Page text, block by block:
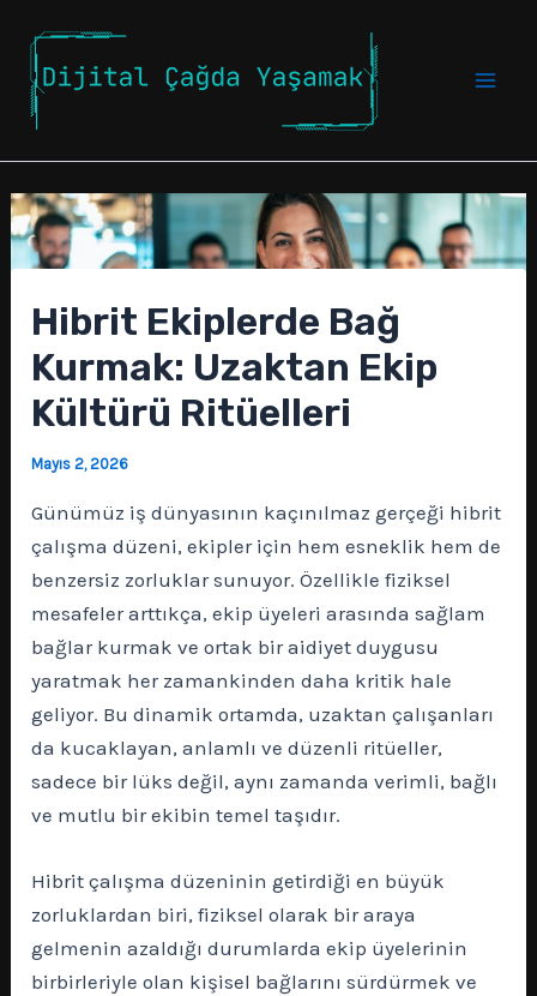
atla
Hibrit Ekiplerde Bağ
Kurmak: Uzaktan Ekip
Kültürü Ritüelleri
Mayıs 2, 2026
Günümüz iş dünyasının kaçınılmaz gerçeği hibrit
çalışma düzeni, ekipler için hem esneklik hem de
benzersiz zorluklar sunuyor. Özellikle fiziksel
mesafeler arttıkça, ekip üyeleri arasında sağlam
bağlar kurmak ve ortak bir aidiyet duygusu
yaratmak her zamankinden daha kritik hale
geliyor. Bu dinamik ortamda, uzaktan çalışanları
da kucaklayan, anlamlı ve düzenli ritüeller,
sadece bir lüks değil, aynı zamanda verimli, bağlı
ve mutlu bir ekibin temel taşıdır.
Hibrit çalışma düzeninin getirdiği en büyük
zorluklardan biri, fiziksel olarak bir araya
gelmenin azaldığı durumlarda ekip üyelerinin
birbirleriyle olan kişisel bağlarını sürdürmek ve